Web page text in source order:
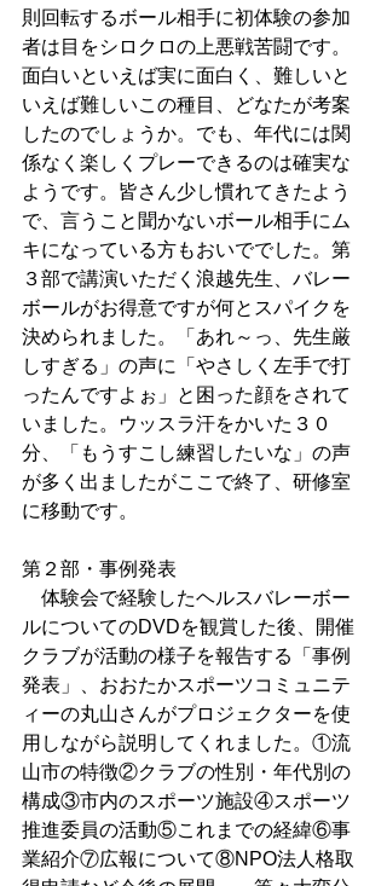
則回転するボール相手に初体験の参加
者は目をシロクロの上悪戦苦闘です。
面白いといえば実に面白く、難しいと
いえば難しいこの種目、どなたが考案
したのでしょうか。でも、年代には関
係なく楽しくプレーできるのは確実な
ようです。皆さん少し慣れてきたよう
で、言うこと聞かないボール相手にム
キになっている方もおいででした。第
３部で講演いただく浪越先生、バレー
ボールがお得意ですが何とスパイクを
決められました。「あれ～っ、先生厳
しすぎる」の声に「やさしく左手で打
ったんですよぉ」と困った顔をされて
いました。ウッスラ汗をかいた３０
分、「もうすこし練習したいな」の声
が多く出ましたがここで終了、研修室
に移動です。
第２部・事例発表
体験会で経験したヘルスバレーボー
ルについてのDVDを観賞した後、開催
クラブが活動の様子を報告する「事例
発表」、おおたかスポーツコミュニテ
ィーの丸山さんがプロジェクターを使
用しながら説明してくれました。①流
山市の特徴②クラブの性別・年代別の
構成③市内のスポーツ施設④スポーツ
推進委員の活動⑤これまでの経緯⑥事
業紹介⑦広報について⑧NPO法人格取